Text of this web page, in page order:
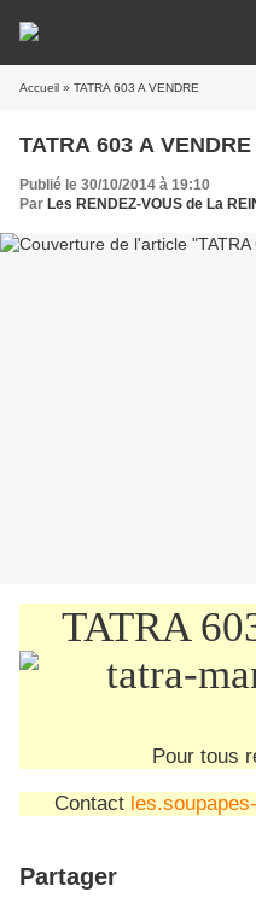
Accueil » TATRA 603 A VENDRE
TATRA 603 A VENDRE
Publié le 30/10/2014 à 19:10
Par Les RENDEZ-VOUS de La
TATRA
Pour tous
Contact
Partager